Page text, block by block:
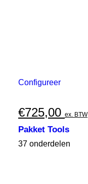
Configureer
€725,00 ex. BTW
Pakket Tools
37 onderdelen